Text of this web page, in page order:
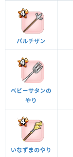
パルチザン
ベビーサタンの
やり
いなずまのやり